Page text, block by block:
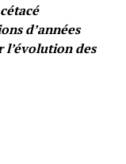
d’années
l’évolution des